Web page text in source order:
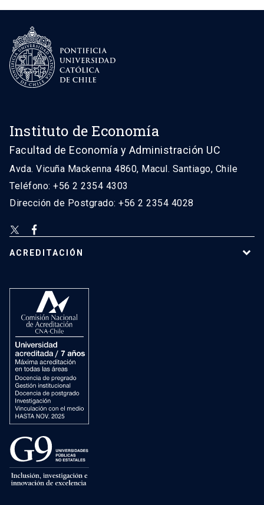
Instituto de Economía
Facultad de Economía y Administración UC
Avda. Vicuña Mackenna 4860, Macul. Santiago, Chile
Teléfono: +56 2 2354 4303
Dirección de Postgrado: +56 2 2354 4028
ACREDITACIÓN